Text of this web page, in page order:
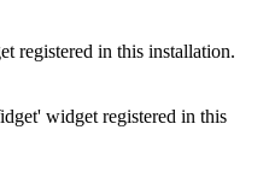
registered in this installation.
widget registered in this